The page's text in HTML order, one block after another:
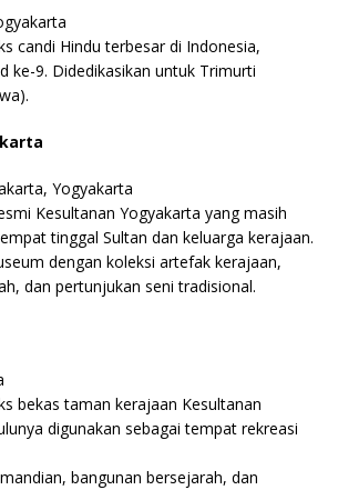
candi Hindu terbesar di Indonesia,
ke-9. Didedikasikan untuk Trimurti
Yogyakarta
Kesultanan Yogyakarta yang masih
tinggal Sultan dan keluarga kerajaan.
dengan koleksi artefak kerajaan,
dan pertunjukan seni tradisional.
bekas taman kerajaan Kesultanan
digunakan sebagai tempat rekreasi
bangunan bersejarah, dan